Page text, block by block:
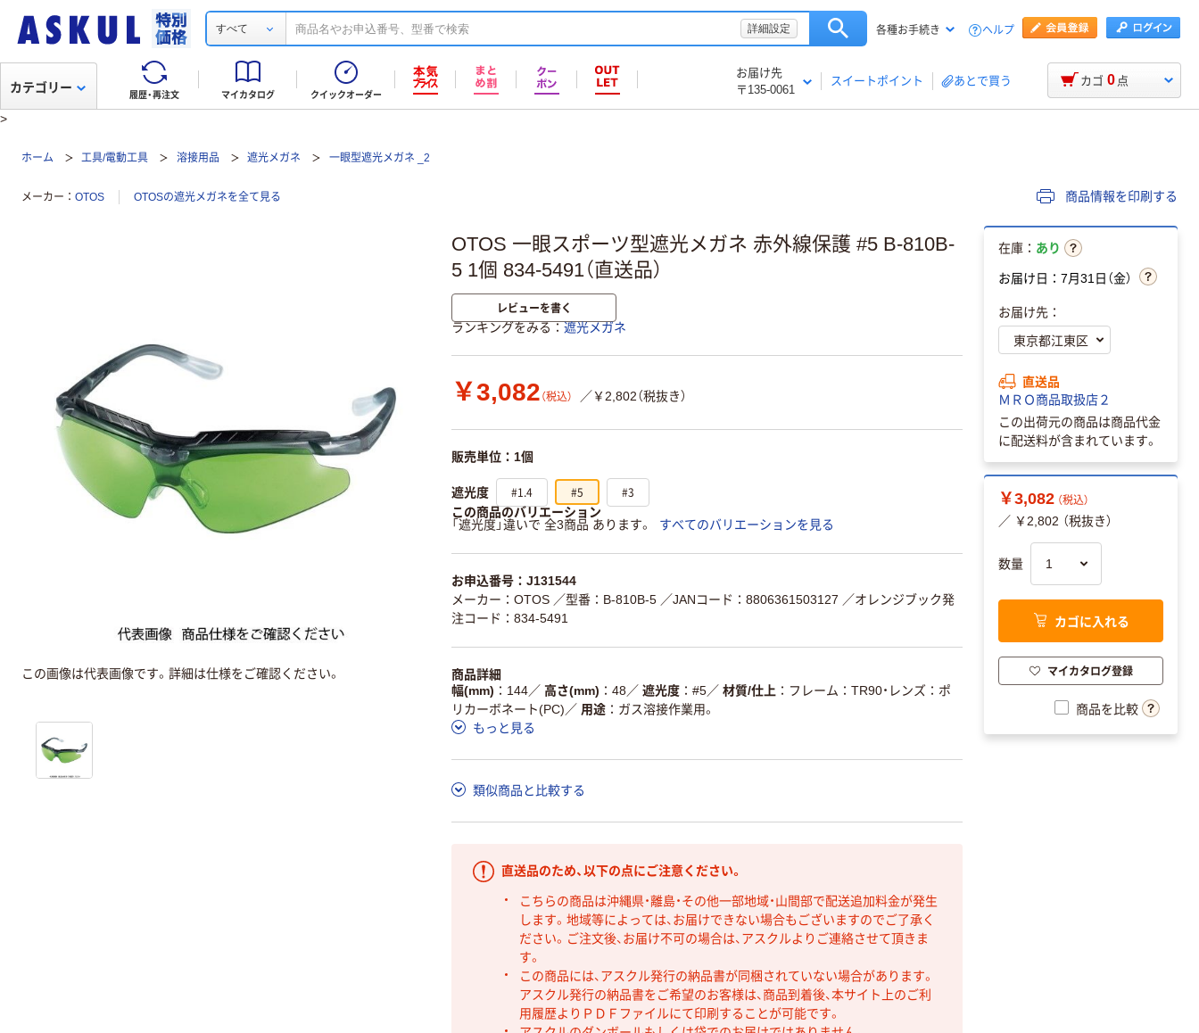
すべて 詳細設定 各種お手続き ヘルプ
履歴・再注文 マイカタログ クイックオーダー
お届け先
〒135-0061
スイートポイント あとで買う
カテゴリー カゴ 0 点
>
ホーム 工具/電動工具 溶接用品 遮光メガネ 一眼型遮光メガネ _2
メーカー OTOS OTOSの遮光メガネを全て見る 商品情報を印刷する
OTOS 一眼スポーツ型遮光メガネ 赤外線保護 #5 B-810B-
5 1個 834-5491（直送品）
レビューを書く
ランキングをみる 遮光メガネ
￥3,082 （税込） ／￥2,802（税抜き）
販売単位：1個
遮光度 #1.4 #5 #3
この商品のバリエーション
「遮光度」違いで 全3商品 あります。
すべてのバリエーションを見る
お申込番号：J131544
メーカー：OTOS ／型番：B-810B-5 ／JANコード：8806361503127 ／オレンジブック発
注コード：834-5491
商品詳細
幅(mm)
144／ 高さ(mm) 48 ／ 遮光度 #5／ 材質/仕上
フレーム：TR90・レンズ：ポ
リカーボネート(PC) ／ 用途
ガス溶接作業用。
もっと見る
類似商品と比較する
直送品のため、以下の点にご注意ください。
こちらの商品は沖縄県・離島・その他一部地域・山間部で配送追加料金が発生
します。地域等によっては、お届けできない場合もございますのでご了承く
ださい。ご注文後、お届け不可の場合は、アスクルよりご連絡させて頂きま
す。
この商品には、アスクル発行の納品書が同梱されていない場合があります。
アスクル発行の納品書をご希望のお客様は、商品到着後、本サイト上のご利
用履歴よりＰＤＦファイルにて印刷することが可能です。
この画像は代表画像です。詳細は仕様をご確認ください。
在庫： あり
お届け日：7月31日（金）
お届け先：
直送品
ＭＲＯ商品取扱店２
この出荷元の商品は商品代金
に配送料が含まれています。
￥3,082 （税込）
／ ￥2,802 （税抜き）
数量
カゴに入れる
マイカタログ登録
商品を比較